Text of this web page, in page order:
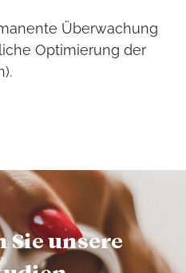
Überwachung
Optimierung der
Sie unsere